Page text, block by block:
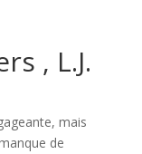
, L.J.
mais
de